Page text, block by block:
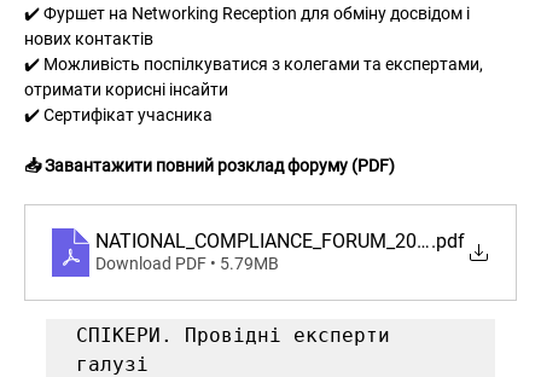
✔️ Фуршет на Networking Reception для обміну досвідом і
нових контактів
✔️ Можливість поспілкуватися з колегами та експертами,
отримати корисні інсайти
✔️ Сертифікат учасника
📥 Завантажити повний розклад форуму (PDF)
NATIONAL_COMPLIANCE_FORUM_2026_PROGRAM
.pdf
Download PDF • 5.79MB
СПІКЕРИ. Провідні експерти
галузі